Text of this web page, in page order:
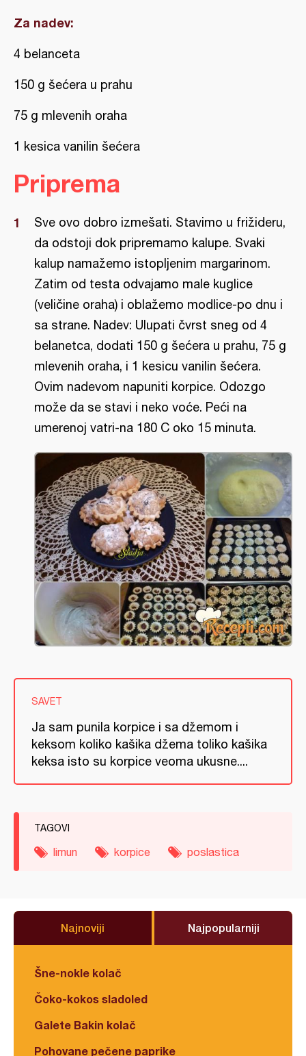
Za nadev:
4 belanceta
150 g šećera u prahu
75 g mlevenih oraha
1 kesica vanilin šećera
Priprema
Sve ovo dobro izmešati. Stavimo u frižideru,
da odstoji dok pripremamo kalupe. Svaki
kalup namažemo istopljenim margarinom.
Zatim od testa odvajamo male kuglice
(veličine oraha) i oblažemo modlice-po dnu i
sa strane. Nadev: Ulupati čvrst sneg od 4
belanetca, dodati 150 g šećera u prahu, 75 g
mlevenih oraha, i 1 kesicu vanilin šećera.
Ovim nadevom napuniti korpice. Odozgo
može da se stavi i neko voće. Peći na
umerenoj vatri-na 180 C oko 15 minuta.
SAVET
Ja sam punila korpice i sa džemom i
keksom koliko kašika džema toliko kašika
keksa isto su korpice veoma ukusne....
TAGOVI
limun korpice poslastica
Najnoviji Najpopularniji
Šne-nokle kolač
Čoko-kokos sladoled
Galete Bakin kolač
Pohovane pečene paprike